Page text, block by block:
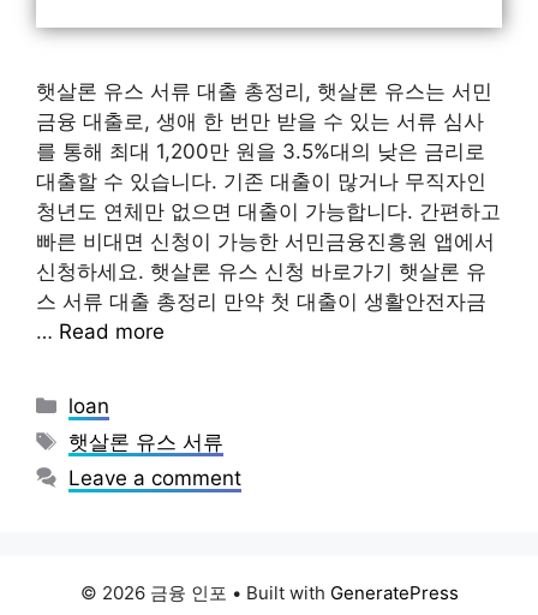
햇살론 유스 서류 대출 총정리, 햇살론 유스는 서민
금융 대출로, 생애 한 번만 받을 수 있는 서류 심사
를 통해 최대 1,200만 원을 3.5%대의 낮은 금리로
대출할 수 있습니다. 기존 대출이 많거나 무직자인
청년도 연체만 없으면 대출이 가능합니다. 간편하고
빠른 비대면 신청이 가능한 서민금융진흥원 앱에서
신청하세요. 햇살론 유스 신청 바로가기 햇살론 유
스 서류 대출 총정리 만약 첫 대출이 생활안전자금
… Read more
Categories
loan
Tags
햇살론 유스 서류
Leave a comment
© 2026 금융 인포 • Built with GeneratePress